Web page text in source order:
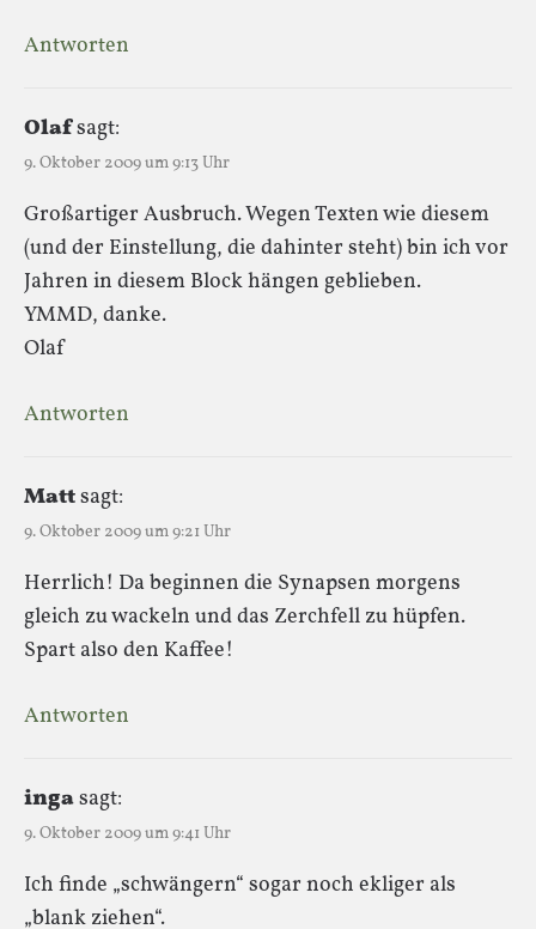
Antworten
Olafsagt:
9. Oktober 2009 um 9:13 Uhr
Großartiger Ausbruch. Wegen Texten wie diesem
(und der Einstellung, die dahinter steht) bin ich vor
Jahren in diesem Block hängen geblieben.
YMMD, danke.
Olaf
Antworten
Mattsagt:
9. Oktober 2009 um 9:21 Uhr
Herrlich! Da beginnen die Synapsen morgens
gleich zu wackeln und das Zerchfell zu hüpfen.
Spart also den Kaffee!
Antworten
ingasagt:
9. Oktober 2009 um 9:41 Uhr
Ich finde „schwängern“ sogar noch ekliger als
„blank ziehen“.